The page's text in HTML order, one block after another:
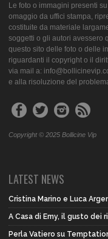
Le foto o immagini presenti
omaggio da uffici stampa,
costituite da materiale
soggetti o gli autori avessero
questo sito delle foto o delle
riguardanti il copyright o il
via mail a:
e alla risoluzione del
Copyright © 2025 Bollicine Vip
LATEST NEWS
Cristina Marino e Luca
A Casa di Emy, il gusto dei
Perla Vatiero su